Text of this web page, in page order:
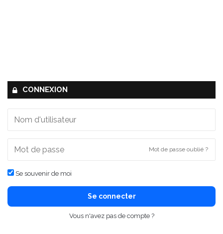
CONNEXION
Mot de passe oublié ?
Se souvenir de moi
Se connecter
Vous n'avez pas de compte ?